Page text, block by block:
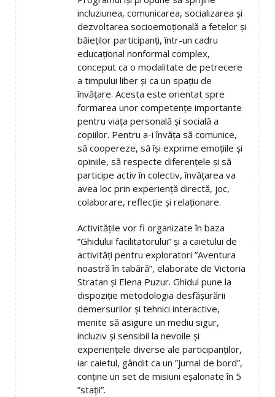
incluziunea, comunicarea, socializarea și
dezvoltarea socioemoțională a fetelor și
băieților participanți, într-un cadru
educațional nonformal complex,
conceput ca o modalitate de petrecere
a timpului liber și ca un spațiu de
învățare. Acesta este orientat spre
formarea unor competențe importante
pentru viața personală și socială a
copiilor. Pentru a-i învăța să comunice,
să coopereze, să își exprime emoțiile și
opiniile, să respecte diferențele și să
participe activ în colectiv, învățarea va
avea loc prin experiență directă, joc,
colaborare, reflecție și relaționare.
Activitățile vor fi organizate în baza
”Ghidului facilitatorului” și a caietului de
activități pentru exploratori ”Aventura
noastră în tabără”, elaborate de Victoria
Stratan și Elena Puzur. Ghidul pune la
dispoziție metodologia desfășurării
demersurilor și tehnici interactive,
menite să asigure un mediu sigur,
incluziv și sensibil la nevoile și
experiențele diverse ale participanților,
iar caietul, gândit ca un ”jurnal de bord”,
conține un set de misiuni eșalonate în 5
”stații”.